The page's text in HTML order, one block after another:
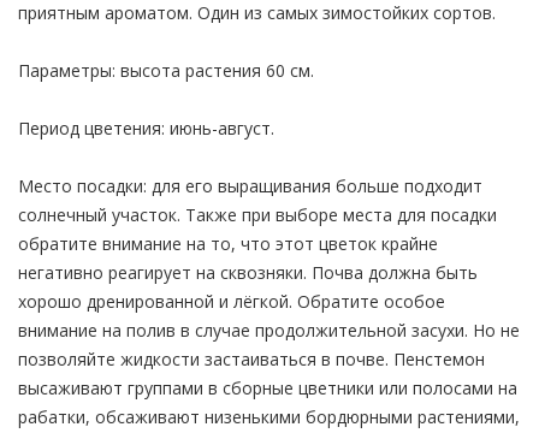
приятным ароматом. Один из самых зимостойких сортов.
Параметры: высота растения 60 см.
Период цветения: июнь-август.
Место посадки: для его выращивания больше подходит
солнечный участок. Также при выборе места для посадки
обратите внимание на то, что этот цветок крайне
негативно реагирует на сквозняки. Почва должна быть
хорошо дренированной и лёгкой. Обратите особое
внимание на полив в случае продолжительной засухи. Но не
позволяйте жидкости застаиваться в почве. Пенстемон
высаживают группами в сборные цветники или полосами на
рабатки, обсаживают низенькими бордюрными растениями,